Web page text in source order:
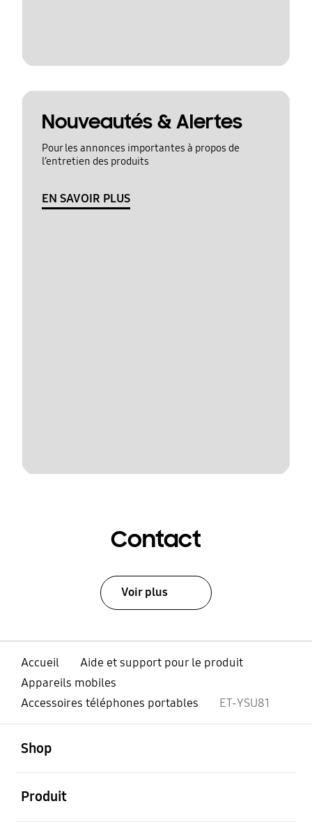
Nouveautés & Alertes
Pour les annonces importantes à propos de
l’entretien des produits
EN SAVOIR PLUS
Contact
Voir plus
Accueil
Aide et support pour le produit
Appareils mobiles
Accessoires téléphones portables
ET-YSU81
Shop
Produit